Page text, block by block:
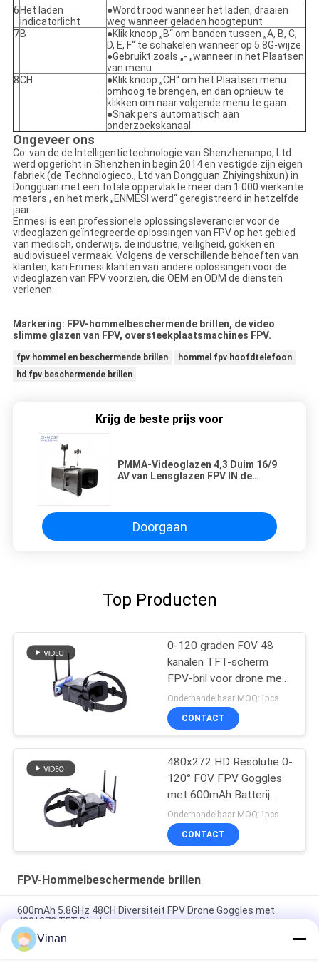
6 Het laden
indicatorlicht
●Wordt rood wanneer het laden, draaien
weg wanneer geladen hoogtepunt
7B
●Klik knoop „B“ om banden tussen „A, B, C,
D, E, F“ te schakelen wanneer op 5.8G-wijze
●Gebruikt zoals „- „wanneer in het Plaatsen
van menu
8CH
●Klik knoop „CH“ om het Plaatsen menu
omhoog te brengen, en dan opnieuw te
klikken om naar volgende menu te gaan.
●Snak pers automatisch aan
onderzoekskanaal
Ongeveer ons
Co. van de de Intelligentietechnologie van Shenzhenanpo, Ltd
werd opgericht in Shenzhen in begin 2014 en vestigde zijn eigen
fabriek (de Technologieco., Ltd van Dongguan Zhiyingshixun) in
Dongguan met een totale oppervlakte meer dan 1.000 vierkante
meters., en het merk „ENMESI werd“ geregistreerd in hetzelfde
jaar.
Enmesi is een professionele oplossingsleverancier voor de
videoglazen geïntegreerde oplossingen van FPV op het gebied
van medisch, onderwijs, de industrie, veiligheid, gokken en
audiovisueel vermaak. Volgens de verschillende behoeften van
klanten, kan Enmesi klanten van andere oplossingen voor de
videoglazen van FPV voorzien, die OEM en ODM de diensten
verlenen.
Markering: FPV-hommelbeschermende brillen, de video
slimme glazen van FPV, oversteekplaatsmachines FPV.
fpv hommel en beschermende brillen
hommel fpv hoofdtelefoon
hd fpv beschermende brillen
Krijg de beste prijs voor
PMMA-Videoglazen 4,3 Duim 16/9
AV van Lensglazen FPV IN de
Doorgaan
Top Producten
0-120 graden FOV 48
kanalen TFT-scherm
FPV-bril voor drone met
4,3-inch display
Onderhandelbaar MOQ:1pcs
CONTACT
480x272 HD Resolutie 0-
120° FOV FPV Goggles
met 600mAh Batterij
voor Drone Headset
Onderhandelbaar MOQ:1pcs
CONTACT
FPV-Hommelbeschermende brillen
600mAh 5.8GHz 48CH Diversiteit FPV Drone Goggles met
480*272 TFT Display
2,7 Duim Minitft lcd 5,8 ghz Beste Beginner die FPV-
Beschermende brillen 48 rent Channesl
Vinan